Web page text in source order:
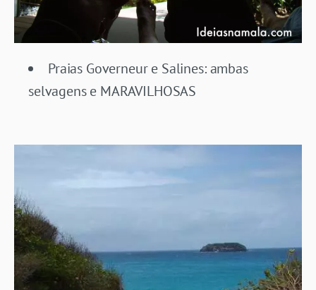
Praias Governeur e Salines: ambas
selvagens e MARAVILHOSAS